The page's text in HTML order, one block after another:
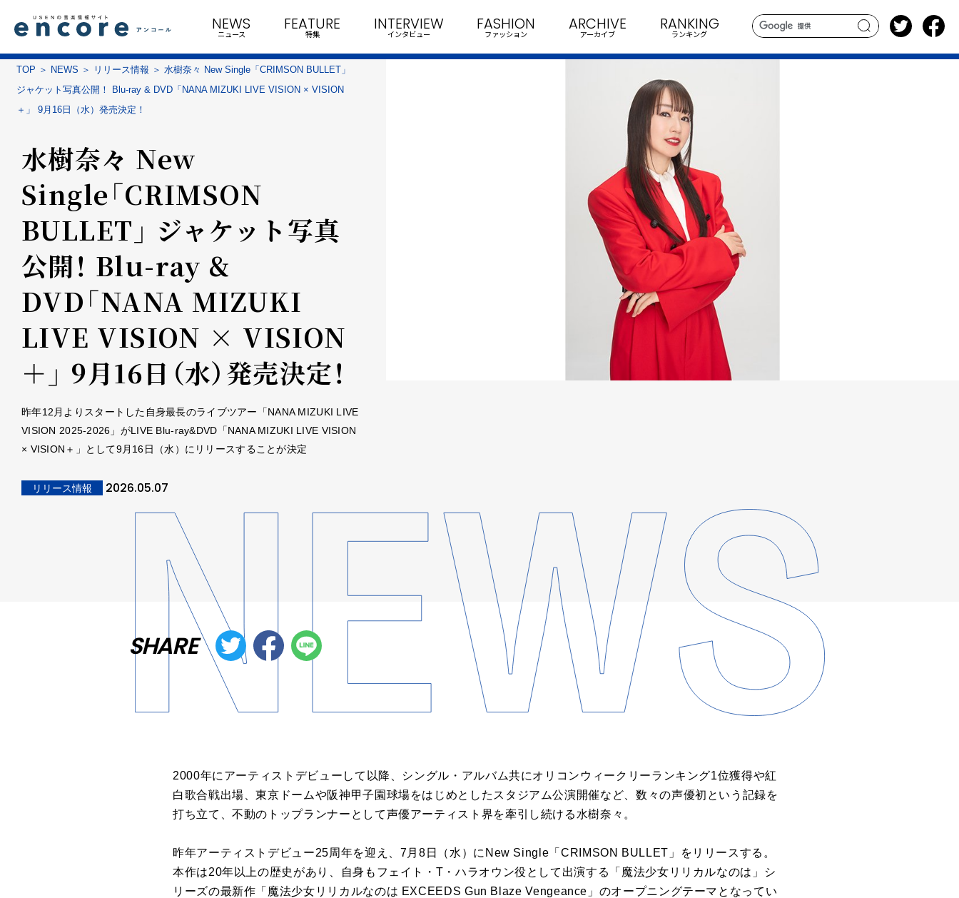
search
NEWS
ニュース
FEATURE
特集
INTERVIEW
インタビュー
FASHION
ファッション
ARCHIVE
アーカイブ
RANKING
ランキング
TOP NEWS リリース情報
水樹奈々 New Single「CRIMSON BULLET」
ジャケット写真公開！ Blu-ray & DVD「NANA MIZUKI LIVE VISION × VISION
＋」 9月16日（水）発売決定！
水樹奈々 New
Single「CRIMSON
BULLET」 ジャケット写真
公開！ Blu-ray &
DVD「NANA MIZUKI
LIVE VISION × VISION
＋」 9月16日（水）発売決定！
昨年12月よりスタートした自身最長のライブツアー「NANA MIZUKI LIVE
VISION 2025-2026」がLIVE Blu-ray&DVD「NANA MIZUKI LIVE VISION
× VISION＋」として9月16日（水）にリリースすることが決定
リリース情報 2026.05.07
SHARE
2000年にアーティストデビューして以降、シングル・アルバム共にオリコンウィークリーランキング1位獲得や紅
白歌合戦出場、東京ドームや阪神甲子園球場をはじめとしたスタジアム公演開催など、数々の声優初という記録を
打ち立て、不動のトップランナーとして声優アーティスト界を牽引し続ける水樹奈々。
昨年アーティストデビュー25周年を迎え、7月8日（水）にNew Single「CRIMSON BULLET」をリリースする。
本作は20年以上の歴史があり、自身もフェイト・T・ハラオウン役として出演する「魔法少女リリカルなのは」シ
リーズの最新作「魔法少女リリカルなのは EXCEEDS Gun Blaze Vengeance」のオープニングテーマとなってい